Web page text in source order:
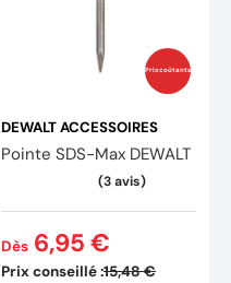
Prix coûtants
DEWALT ACCESSOIRES
Pointe SDS-Max DEWALT
Prix conseillé :15,48 €
Dès 6,95 €